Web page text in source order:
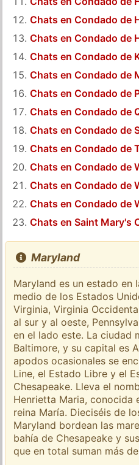
Chats en Condado de
Chats en Condado de
Chats en Condado de
Chats en Condado de
Chats en Condado de
Chats en Condado de
Chats en Condado de
Chats en Condado de
Chats en Condado de
Chats en Condado de
Chats en Condado de
Chats en Saint Mary's
Maryland
Maryland es un estado en
medio de los Estados
Virginia, Virginia
al sur y al oeste,
en el lado este. La ciudad
Baltimore, y su capital es
apodos ocasionales se
Line, el Estado Libre y el
Chesapeake. Lleva el
Henrietta Maria, conocida
reina María. Dieciséis de
Maryland bordean las
bahía de Chesapeake y
que en total suman más